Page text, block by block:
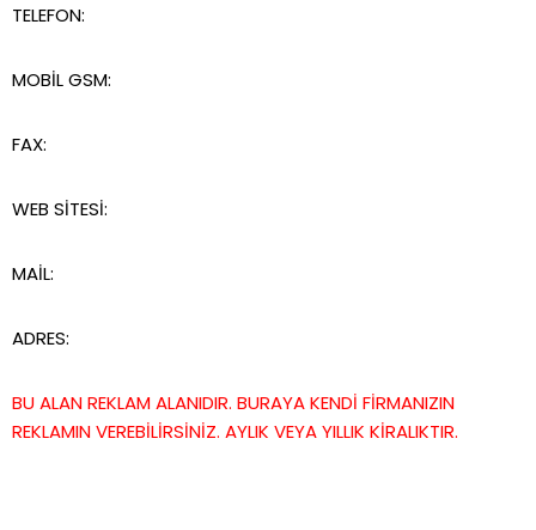
TELEFON:
MOBİL GSM:
FAX:
WEB SİTESİ:
MAİL:
ADRES:
BU ALAN REKLAM ALANIDIR. BURAYA KENDİ FİRMANIZIN
REKLAMIN VEREBİLİRSİNİZ. AYLIK VEYA YILLIK KİRALIKTIR.